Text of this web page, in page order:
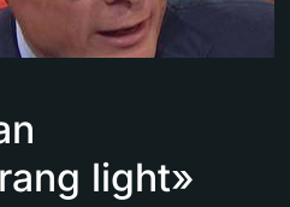
light»